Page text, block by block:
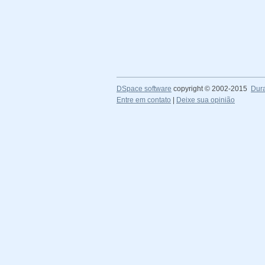
DSpace software copyright © 2002-2015
Entre em contato
Deixe sua opinião